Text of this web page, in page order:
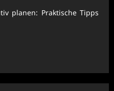
planen: Praktische Tipps